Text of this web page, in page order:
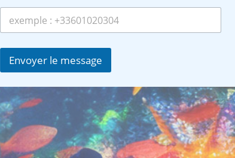
Envoyer le message